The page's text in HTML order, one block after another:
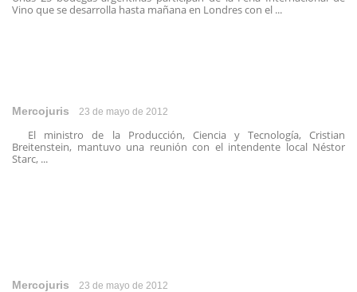
Vino que se desarrolla hasta mañana en Londres con el ...
Mercojuris 23 de mayo de 2012
El ministro de la Producción, Ciencia y Tecnología, Cristian
Breitenstein, mantuvo una reunión con el intendente local Néstor
Starc, ...
Mercojuris 23 de mayo de 2012